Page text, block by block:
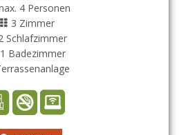
4 Personen
3 Zimmer
Schlafzimmer
1 Badezimmer